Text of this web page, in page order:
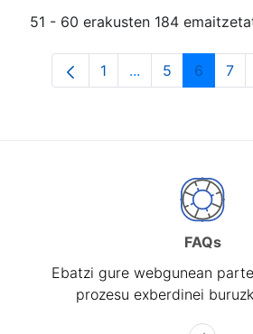
51 - 60 erakusten 184
Orrialdea
1 ...Intermediate
Orrialdea
5 6 7
FAQs
Ebatzi gure webgunean
prozesu exberdinei